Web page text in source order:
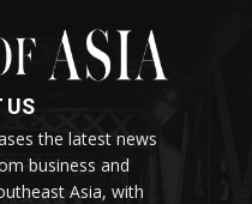
US
the latest news
business and
Asia, with